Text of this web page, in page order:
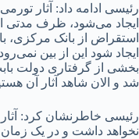
رئیسی ادامه داد: آثار تورمی
ایجاد می‌شود، ظرف مدتی
استقراض از بانک مرکزی،
ایجاد شود این از بین
بخشی از گرفتاری دولت
شد و الان شاهد آثار آن
رئیسی خاطرنشان کرد:
نخواهد داشت و در یک زمان